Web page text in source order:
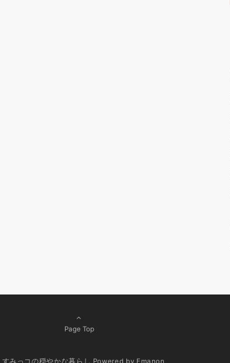
Page Top
みっコの穏やかな暮らし Powered by Emanon